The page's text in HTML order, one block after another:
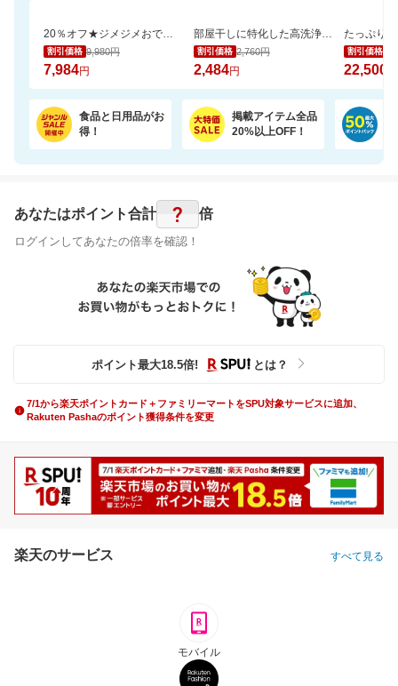
20％オフ★ジメジメおでかけもさらっと快適なファンシート（保冷剤2個付き）
割引価格 9,980円
7,984円
部屋干しに特化した高洗浄・抗菌処方。嫌なニオイを抑え、清潔で爽やかな仕上がりへ。
割引価格 2,760円
2,484円
割引価格
22,500
食品と日用品がお
得！
掲載アイテム全品
20%以上OFF！
あなたはポイント合計 ? 倍
ログインしてあなたの倍率を確認！
ポイント最大18.5倍! とは？
7/1から楽天ポイントカード＋ファミリーマートをSPU対象サービスに追加、
Rakuten Pashaのポイント獲得条件を変更
楽天のサービス すべて見る
モバイル